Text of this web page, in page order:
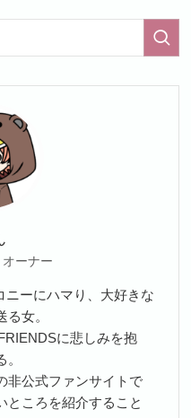
ーナー
ニーにハマり、大好きな
女。
に悲しみを抱
非公式ファンサイトで
ところを紹介すること